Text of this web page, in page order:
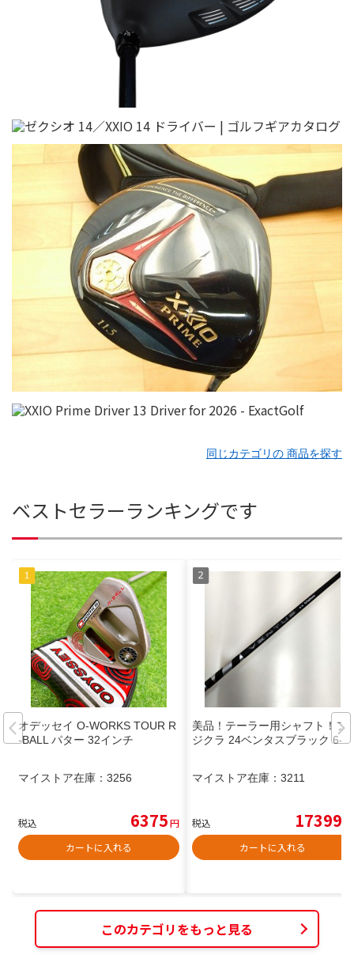
同じカテゴリの 商品を探す
ベストセラーランキングです
オデッセイ O-WORKS TOUR R
-BALL パター 32インチ
マイストア在庫： 3256
税込 6375円
カートに入れる
美品！テーラー用シャフト！フ
ジクラ 24ベンタスブラック 6-S
マイストア在庫： 3211
税込 17399
カートに入れる
このカテゴリをもっと見る